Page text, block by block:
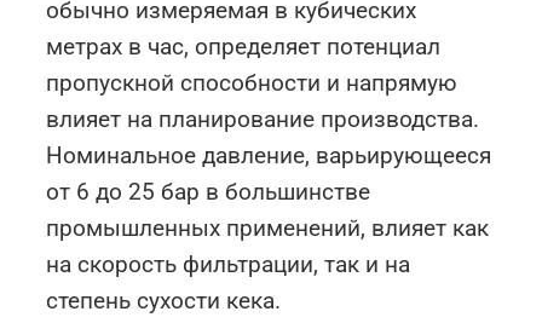
обычно измеряемая в кубических
метрах в час, определяет потенциал
пропускной способности и напрямую
влияет на планирование производства.
Номинальное давление, варьирующееся
от 6 до 25 бар в большинстве
промышленных применений, влияет как
на скорость фильтрации, так и на
степень сухости кека.